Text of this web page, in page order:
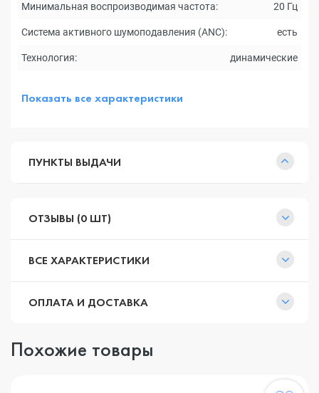
Минимальная воспроизводимая частота: 20 Гц
Система активного шумоподавления (ANC): есть
Технология: динамические
Показать все характеристики
ПУНКТЫ ВЫДАЧИ
ОТЗЫВЫ (0 ШТ)
ВСЕ ХАРАКТЕРИСТИКИ
ОПЛАТА И ДОСТАВКА
Похожие товары